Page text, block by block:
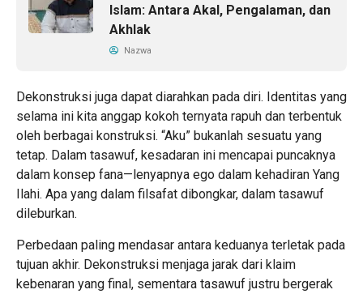
Islam: Antara Akal, Pengalaman, dan
Akhlak
Nazwa
Dekonstruksi juga dapat diarahkan pada diri. Identitas yang
selama ini kita anggap kokoh ternyata rapuh dan terbentuk
oleh berbagai konstruksi. “Aku” bukanlah sesuatu yang
tetap. Dalam tasawuf, kesadaran ini mencapai puncaknya
dalam konsep fana—lenyapnya ego dalam kehadiran Yang
Ilahi. Apa yang dalam filsafat dibongkar, dalam tasawuf
dileburkan.
Perbedaan paling mendasar antara keduanya terletak pada
tujuan akhir. Dekonstruksi menjaga jarak dari klaim
kebenaran yang final, sementara tasawuf justru bergerak